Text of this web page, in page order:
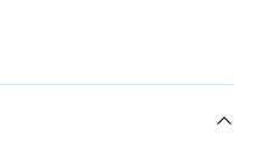
La marque Noreve
sûr pour une clientèle